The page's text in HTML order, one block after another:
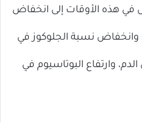
في هذه الأوقات إلى انخفاض
وانخفاض نسبة الجلوكوز في
وارتفاع البوتاسيوم في